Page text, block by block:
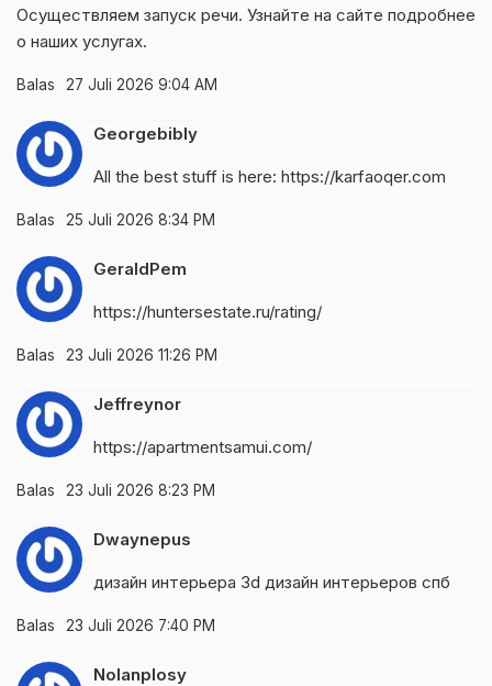
Осуществляем запуск речи. Узнайте на сайте подробнее
о наших услугах.
Balas 27 Juli 2026 9:04 AM
Georgebibly
All the best stuff is here: https://karfaoqer.com
Balas 25 Juli 2026 8:34 PM
GeraldPem
https://huntersestate.ru/rating/
Balas 23 Juli 2026 11:26 PM
Jeffreynor
https://apartmentsamui.com/
Balas 23 Juli 2026 8:23 PM
Dwaynepus
дизайн интерьера 3d дизайн интерьеров спб
Balas 23 Juli 2026 7:40 PM
Nolanplosy